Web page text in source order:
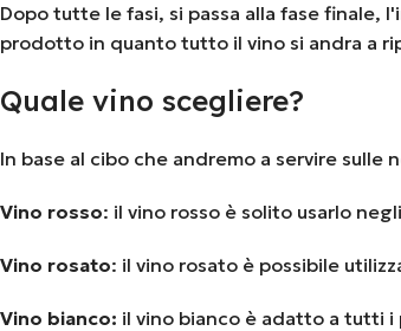
Dopo tutte le fasi, si passa alla fase
prodotto in quanto tutto il vino si andra a
Quale vino scegliere?
In base al cibo che andremo a servire
Vino rosso: il vino rosso è solito usarlo
Vino rosato: il vino rosato è possibile
Vino bianco: il vino bianco è adatto a tutti